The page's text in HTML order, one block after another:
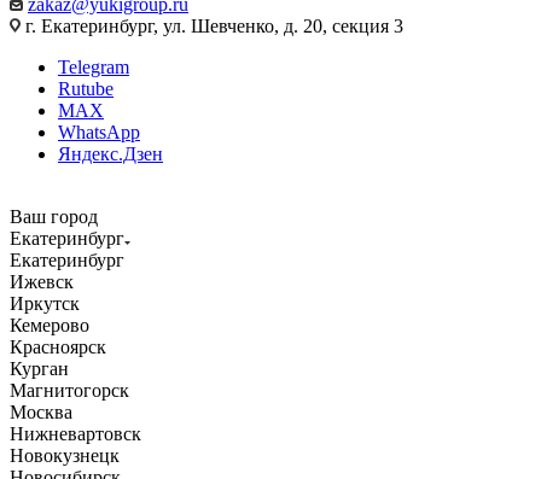
zakaz@yukigroup.ru
г. Екатеринбург, ул. Шевченко, д. 20, секция 3
Telegram
Rutube
MAX
WhatsApp
Яндекс.Дзен
Ваш город
Екатеринбург
Екатеринбург
Ижевск
Иркутск
Кемерово
Красноярск
Курган
Магнитогорск
Москва
Нижневартовск
Новокузнецк